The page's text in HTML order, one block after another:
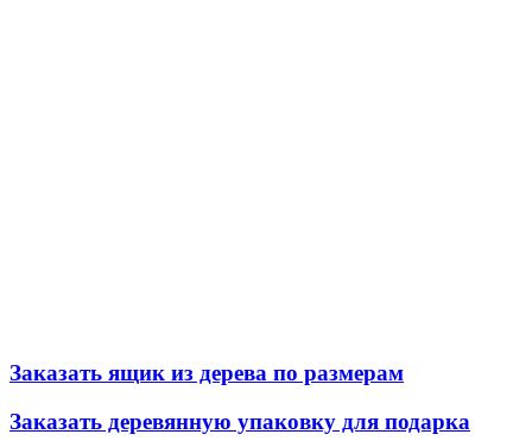
Заказать ящик из дерева по размерам
Заказать деревянную упаковку для подарка